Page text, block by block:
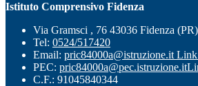
Istituto Comprensivo Fidenza
Via Gramsci , 76 43036 Fidenza (PR)
Tel: 0524/517420
Email: pric84000a@istruzione.it Link
PEC: pric84000a@pec.istruzione.it
C.F.: 91045840344